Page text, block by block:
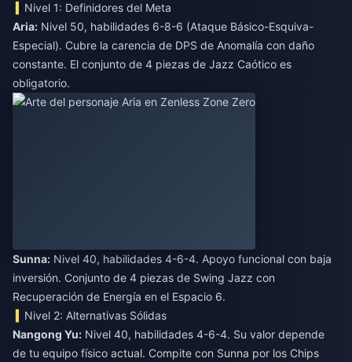
Nivel 1: Definidores del Meta
Aria: Nivel 50, habilidades 6-8-6 (Ataque Básico-Esquiva-
Especial). Cubre la carencia de DPS de Anomalía con daño
constante. El conjunto de 4 piezas de Jazz Caótico es
obligatorio.
Sunna: Nivel 40, habilidades 4-6-4. Apoyo funcional con baja
inversión. Conjunto de 4 piezas de Swing Jazz con
Recuperación de Energía en el Espacio 6.
Nivel 2: Alternativas Sólidas
Nangong Yu: Nivel 40, habilidades 4-6-4. Su valor depende
de tu equipo físico actual. Compite con Sunna por los Chips